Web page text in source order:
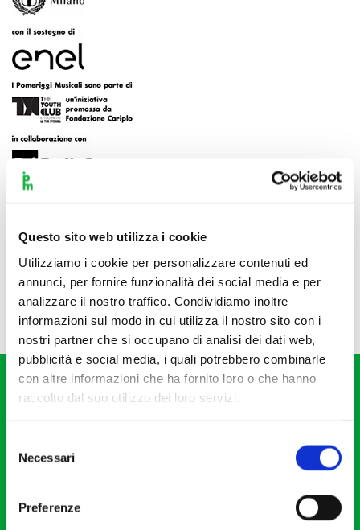
Questo sito web utilizza i cookie
Utilizziamo i cookie per personalizzare contenuti ed
annunci, per fornire funzionalità dei social media e per
analizzare il nostro traffico. Condividiamo inoltre
informazioni sul modo in cui utilizza il nostro sito con i
nostri partner che si occupano di analisi dei dati web,
pubblicità e social media, i quali potrebbero combinarle
con altre informazioni che ha fornito loro o che hanno
raccolto dal suo utilizzo dei loro servizi.
delNecessari
Preferenze
20121 Milano